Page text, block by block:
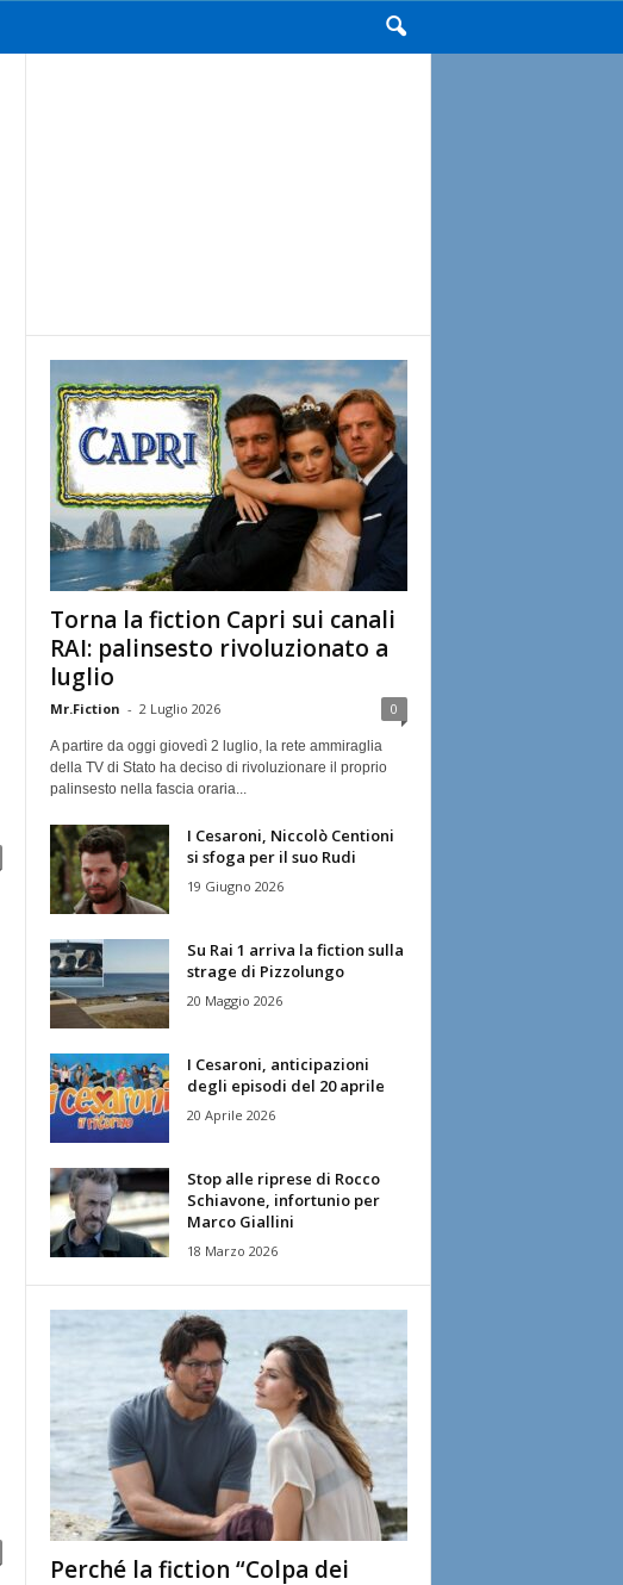
Torna la fiction Capri sui canali
RAI: palinsesto rivoluzionato a
luglio
Mr.Fiction - 2 Luglio 2026 0
A partire da oggi giovedì 2 luglio, la rete ammiraglia
della TV di Stato ha deciso di rivoluzionare il proprio
palinsesto nella fascia oraria...
I Cesaroni, Niccolò Centioni
si sfoga per il suo Rudi
19 Giugno 2026
Su Rai 1 arriva la fiction sulla
strage di Pizzolungo
20 Maggio 2026
I Cesaroni, anticipazioni
degli episodi del 20 aprile
20 Aprile 2026
Stop alle riprese di Rocco
Schiavone, infortunio per
Marco Giallini
18 Marzo 2026
Perché la fiction “Colpa dei